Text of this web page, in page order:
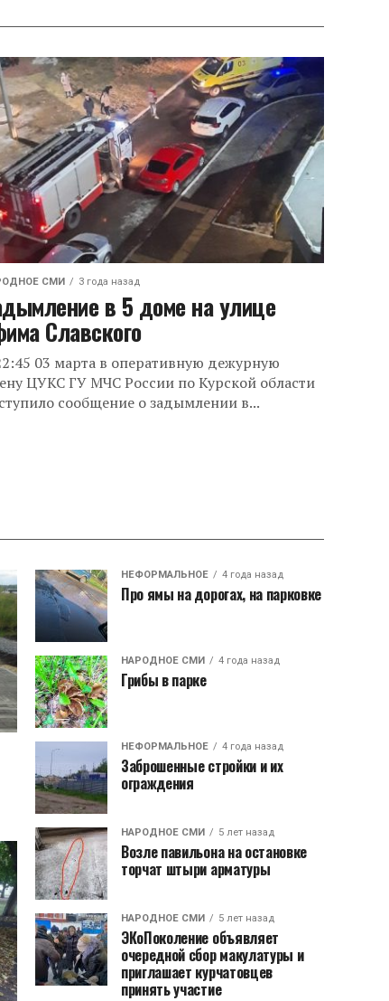
СМИ 3 года назад
в 5 доме на улице
Славского
03 марта в оперативную дежурную
ЦУКС ГУ МЧС России по Курской области
сообщение о задымлении в...
НЕФОРМАЛЬНОЕ 4 года назад
Про ямы на дорогах, на парковке
НАРОДНОЕ СМИ 4 года назад
Грибы в парке
НЕФОРМАЛЬНОЕ 4 года назад
Заброшенные стройки и их
ограждения
НАРОДНОЕ СМИ 5 лет назад
Возле павильона на остановке
торчат штыри арматуры
НАРОДНОЕ СМИ 5 лет назад
ЭКоПоколение объявляет
очередной сбор макулатуры и
приглашает курчатовцев
принять участие